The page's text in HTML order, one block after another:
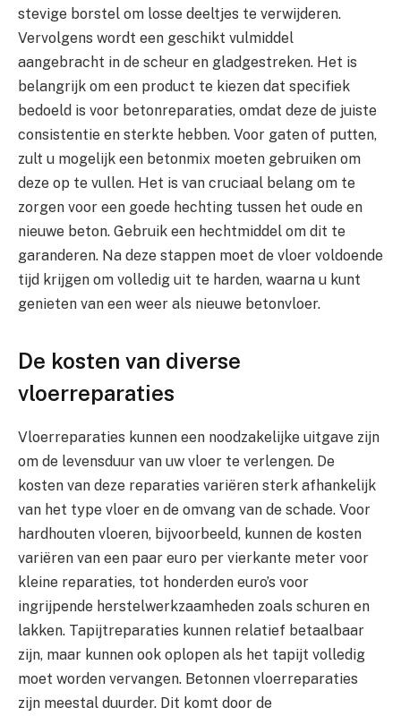
stevige borstel om losse deeltjes te verwijderen.
Vervolgens wordt een geschikt vulmiddel
aangebracht in de scheur en gladgestreken. Het is
belangrijk om een product te kiezen dat specifiek
bedoeld is voor betonreparaties, omdat deze de juiste
consistentie en sterkte hebben. Voor gaten of putten,
zult u mogelijk een betonmix moeten gebruiken om
deze op te vullen. Het is van cruciaal belang om te
zorgen voor een goede hechting tussen het oude en
nieuwe beton. Gebruik een hechtmiddel om dit te
garanderen. Na deze stappen moet de vloer voldoende
tijd krijgen om volledig uit te harden, waarna u kunt
genieten van een weer als nieuwe betonvloer.
De kosten van diverse
vloerreparaties
Vloerreparaties kunnen een noodzakelijke uitgave zijn
om de levensduur van uw vloer te verlengen. De
kosten van deze reparaties variëren sterk afhankelijk
van het type vloer en de omvang van de schade. Voor
hardhouten vloeren, bijvoorbeeld, kunnen de kosten
variëren van een paar euro per vierkante meter voor
kleine reparaties, tot honderden euro’s voor
ingrijpende herstelwerkzaamheden zoals schuren en
lakken. Tapijtreparaties kunnen relatief betaalbaar
zijn, maar kunnen ook oplopen als het tapijt volledig
moet worden vervangen. Betonnen vloerreparaties
zijn meestal duurder. Dit komt door de